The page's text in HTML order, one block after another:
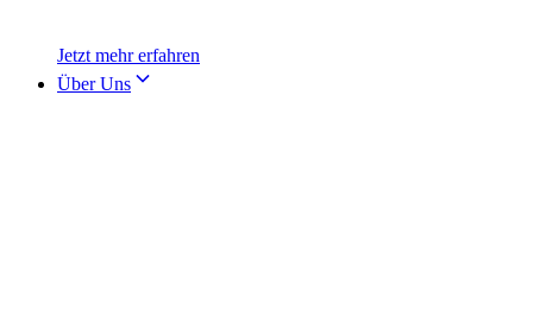
Jetzt mehr erfahren
Über Uns